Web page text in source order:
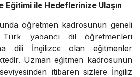
Eğitimi ile Hedeflerinize Ulaşın
öğretmen kadrosunun geneli
Türk yabancı dil öğretmenleri
dili İngilizce olan eğitmenler
Uzman eğitmen kadrosunun
itibaren sizlere İngiliz